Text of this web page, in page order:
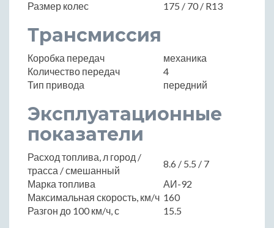
Размер колес 175 / 70 / R13
Трансмиссия
Коробка передач
механика
Количество передач
4
Тип привода
передний
Эксплуатационные
показатели
Расход топлива, л город /
трасса / смешанный
8.6 / 5.5 / 7
Марка топлива
АИ-92
Максимальная скорость, км/ч 160
Разгон до 100 км/ч, с
15.5